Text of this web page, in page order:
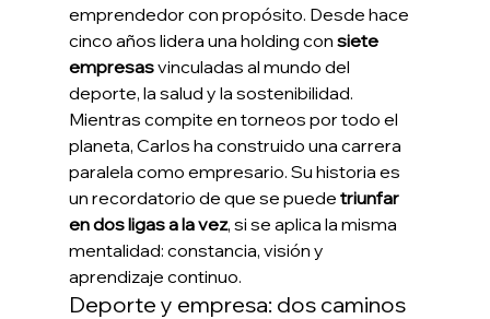
emprendedor con propósito. Desde hace
cinco años lidera una holding con siete
empresas vinculadas al mundo del
deporte, la salud y la sostenibilidad.
Mientras compite en torneos por todo el
planeta, Carlos ha construido una carrera
paralela como empresario. Su historia es
un recordatorio de que se puede triunfar
en dos ligas a la vez, si se aplica la misma
mentalidad: constancia, visión y
aprendizaje continuo.
Deporte y empresa: dos caminos